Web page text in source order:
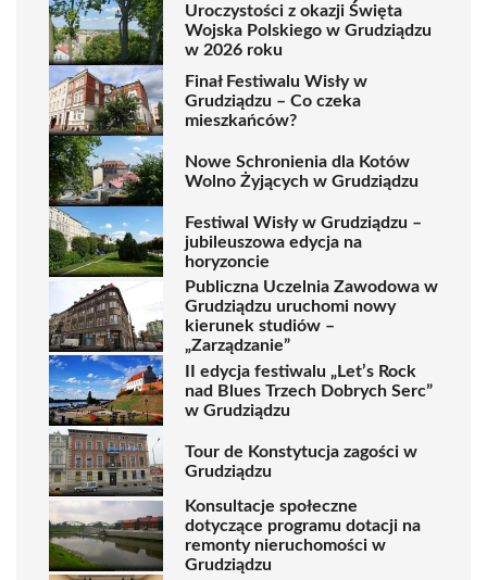
Uroczystości z okazji Święta
Wojska Polskiego w Grudziądzu
w 2026 roku
Finał Festiwalu Wisły w
Grudziądzu – Co czeka
mieszkańców?
Nowe Schronienia dla Kotów
Wolno Żyjących w Grudziądzu
Festiwal Wisły w Grudziądzu –
jubileuszowa edycja na
horyzoncie
Publiczna Uczelnia Zawodowa w
Grudziądzu uruchomi nowy
kierunek studiów –
„Zarządzanie”
II edycja festiwalu „Let’s Rock
nad Blues Trzech Dobrych Serc”
w Grudziądzu
Tour de Konstytucja zagości w
Grudziądzu
Konsultacje społeczne
dotyczące programu dotacji na
remonty nieruchomości w
Grudziądzu